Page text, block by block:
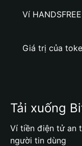
Ví
Giá trị của
Tải xuống
Ví tiền điện tử an
người tin dùng